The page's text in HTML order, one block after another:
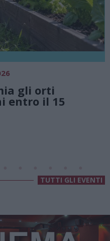
Roi. Tra
tempo sul
TUTTI GLI EVENTI